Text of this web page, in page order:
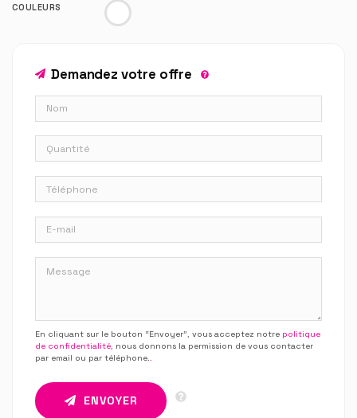
COULEURS
Demandez votre offre
En cliquant sur le bouton “Envoyer”, vous acceptez notre politique
de confidentialité, nous donnons la permission de vous contacter
par email ou par téléphone..
ENVOYER